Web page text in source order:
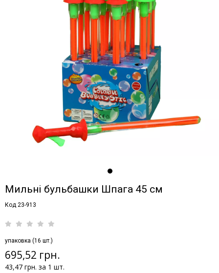
Мильні бульбашки Шпага 45 см
Код 23-913
упаковка (16 шт.)
695,52 грн.
43,47 грн. за 1 шт.